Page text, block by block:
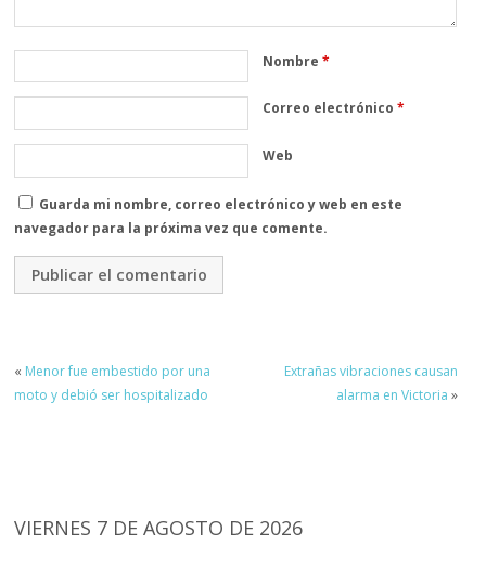
Nombre*
Correo electrónico*
Web
Guarda mi nombre, correo electrónico y web en este
navegador para la próxima vez que comente.
« Menor fue embestido por una
moto y debió ser hospitalizado
Extrañas vibraciones causan
alarma en Victoria »
VIERNES 7 DE AGOSTO DE 2026